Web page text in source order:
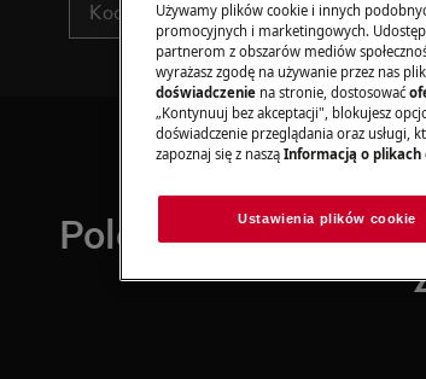
Polecane artykuły
Używamy plików cookie i innych
promocyjnych i marketingowych.
partnerom z obszarów mediów
wyrażasz zgodę na używanie przez nas
doświadczenie na stronie, dostosować
„Kontynuuj bez akceptacji", blokujesz
doświadczenie przeglądania oraz usługi,
zapoznaj się z naszą Informacją o plikach
Ustawienia plików cookie